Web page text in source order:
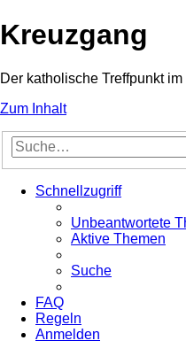
Kreuzgang
Der katholische Treffpunkt im
Zum Inhalt
Schnellzugriff
Unbeantwortete
Aktive Themen
Suche
FAQ
Regeln
Anmelden